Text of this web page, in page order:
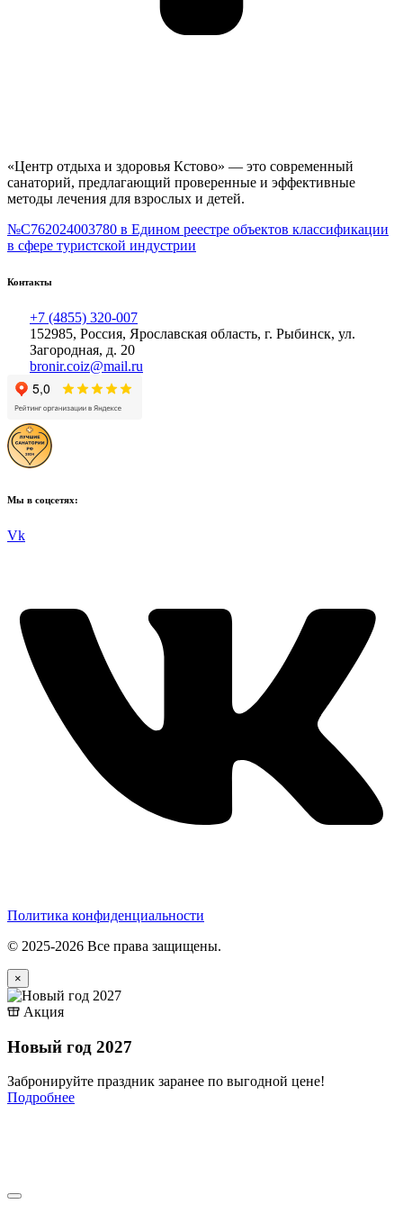
«Центр отдыха и здоровья Кстово» — это современный
санаторий, предлагающий проверенные и эффективные
методы лечения для взрослых и детей.
№С762024003780 в Едином реестре объектов классификации
в сфере туристской индустрии
Контакты
+7 (4855) 320-007
152985, Россия, Ярославская область, г. Рыбинск, ул.
Загородная, д. 20
bronir.coiz@mail.ru
Мы в соцсетях:
Vk
Политика конфиденциальности
© 2025-2026 Все права защищены.
×
Акция
Новый год 2027
Забронируйте праздник заранее по выгодной цене!
Подробнее
Menu